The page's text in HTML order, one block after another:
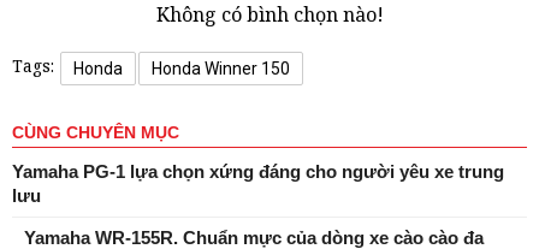
Không có bình chọn nào!
Tags: Honda Honda Winner 150
CÙNG CHUYÊN MỤC
Yamaha PG-1 lựa chọn xứng đáng cho người yêu xe trung
lưu
Yamaha WR-155R. Chuẩn mực của dòng xe cào cào đa